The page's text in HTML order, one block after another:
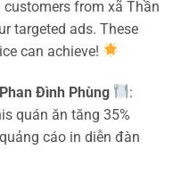
from xã Thần
targeted ads. These
can achieve!
Đình Phùng
:
quán ăn tăng 35%
cáo in diễn đàn